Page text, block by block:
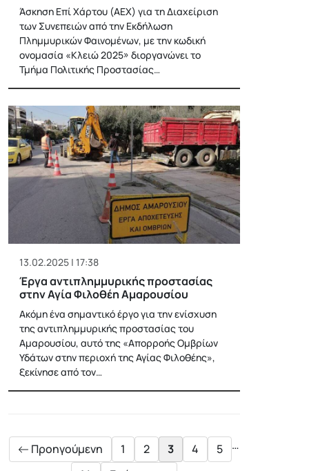
Άσκηση Επί Χάρτου (ΑΕΧ) για τη Διαχείριση
των Συνεπειών από την Εκδήλωση
Πλημμυρικών Φαινομένων, με την κωδική
ονομασία «Κλειώ 2025» διοργανώνει το
Τμήμα Πολιτικής Προστασίας…
13.02.2025 | 17:38
Έργα αντιπλημμυρικής προστασίας
στην Αγία Φιλοθέη Αμαρουσίου
Ακόμη ένα σημαντικό έργο για την ενίσχυση
της αντιπλημμυρικής προστασίας του
Αμαρουσίου, αυτό της «Απορροής Ομβρίων
Υδάτων στην περιοχή της Αγίας Φιλοθέης»,
ξεκίνησε από τον…
Προηγούμενη 1 2 3 4 5
…